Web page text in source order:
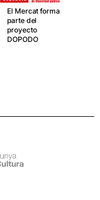
El Mercat forma
parte del
proyecto
DOPODO